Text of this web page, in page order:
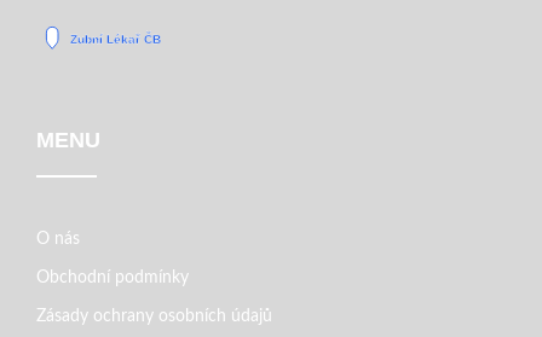
MENU
O nás
Obchodní podmínky
Zásady ochrany osobních údajů